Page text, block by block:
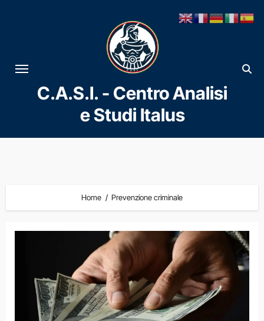
al
contenuto
C.A.S.I. - Centro Analisi
e Studi Italus
Home Prevenzione criminale